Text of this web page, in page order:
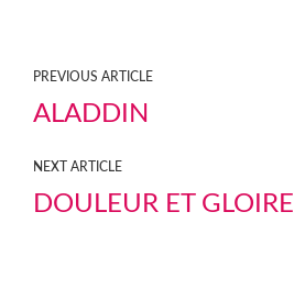
PREVIOUS ARTICLE
ALADDIN
NEXT ARTICLE
DOULEUR ET GLOIRE